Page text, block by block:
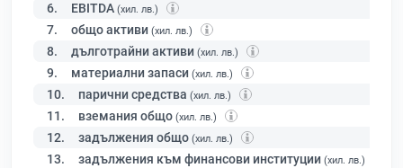
6. EBITDA (хил. лв.)
7. общо активи (хил. лв.)
8. дълготрайни активи (хил. лв.)
9. материални запаси (хил. лв.)
10. парични средства (хил. лв.)
11. вземания общо (хил. лв.)
12. задължения общо (хил. лв.)
13. задължения към финансови институции (хил. лв.)